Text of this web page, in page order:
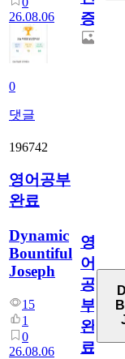
26.08.06
0
댓글
증
196742
영어공부
완료
Dynamic
Bountiful
Joseph
15
1
0
26.08.06
영
어
공
부
완
료